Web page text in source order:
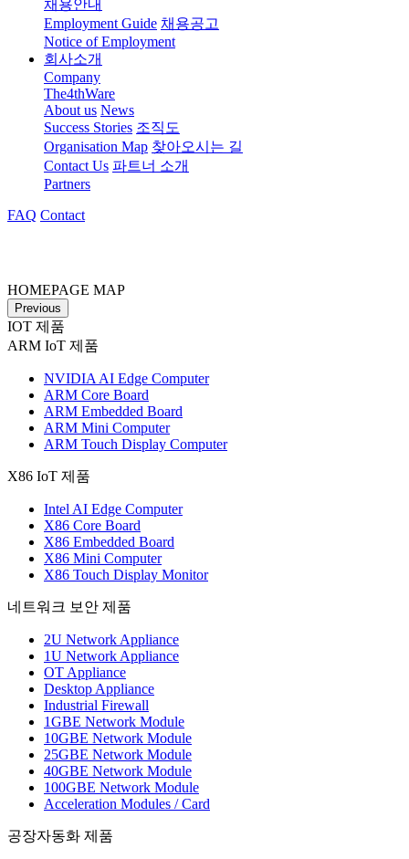
채용안내
Employment Guide 채용공고
Notice of Employment
회사소개
Company
The4thWare
About us News
Success Stories 조직도
Organisation Map 찾아오시는 길
Contact Us 파트너 소개
Partners
FAQ Contact
HOMEPAGE MAP
Previous
IOT 제품
ARM IoT 제품
NVIDIA AI Edge Computer
ARM Core Board
ARM Embedded Board
ARM Mini Computer
ARM Touch Display Computer
X86 IoT 제품
Intel AI Edge Computer
X86 Core Board
X86 Embedded Board
X86 Mini Computer
X86 Touch Display Monitor
네트워크 보안 제품
2U Network Appliance
1U Network Appliance
OT Appliance
Desktop Appliance
Industrial Firewall
1GBE Network Module
10GBE Network Module
25GBE Network Module
40GBE Network Module
100GBE Network Module
Acceleration Modules / Card
공장자동화 제품